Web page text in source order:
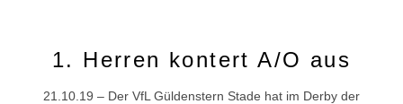
1. Herren kontert A/O aus
21.10.19 – Der VfL Güldenstern Stade hat im Derby der